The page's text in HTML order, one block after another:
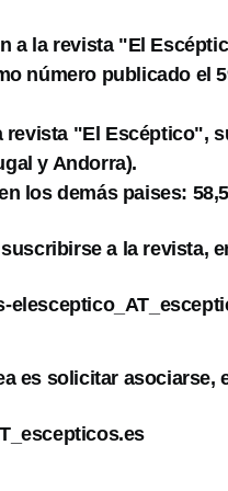
a la revista "El
número publicado el
revista "El Escéptico",
y Andorra).
los demás paises:
a la revista,
es solicitar asociarse,